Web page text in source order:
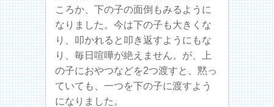
ころか、下の子の面倒もみるように
なりました。今は下の子も大きくな
り、叩かれると叩き返すようにもな
り、毎日喧嘩が絶えません。が、上
の子におやつなどを2つ渡すと、黙っ
ていても、一つを下の子に渡すよう
になりました。